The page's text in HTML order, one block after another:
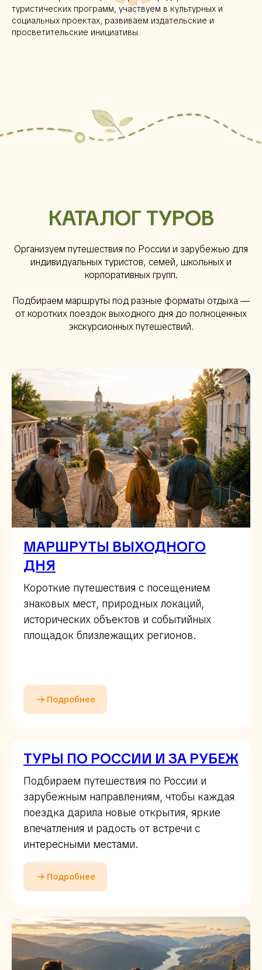
туристических программ, участвуем в культурных и
социальных проектах, развиваем издательские и
просветительские инициативы.
КАТАЛОГ ТУРОВ
Организуем путешествия по России и зарубежью для
индивидуальных туристов, семей, школьных и
корпоративных групп.
Подбираем маршруты под разные форматы отдыха —
от коротких поездок выходного дня до полноценных
экскурсионных путешествий.
МАРШРУТЫ ВЫХОДНОГО
ДНЯ
Короткие путешествия с посещением
знаковых мест, природных локаций,
исторических объектов и событийных
площадок близлежащих регионов.
Подробнее
ТУРЫ ПО РОССИИ И ЗА РУБЕЖ
Подбираем путешествия по России и
зарубежным направлениям, чтобы каждая
поездка дарила новые открытия, яркие
впечатления и радость от встречи с
интересными местами.
Подробнее